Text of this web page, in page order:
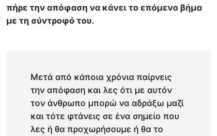
πήρε την απόφαση να κάνει το επόμενο βήμα
με τη σύντροφό του.
Μετά από κάποια χρόνια παίρνεις
την απόφαση και λες ότι με αυτόν
τον άνθρωπο μπορώ να αδράξω μαζί
και τότε φτάνεις σε ένα σημείο που
λες ή θα προχωρήσουμε ή θα το